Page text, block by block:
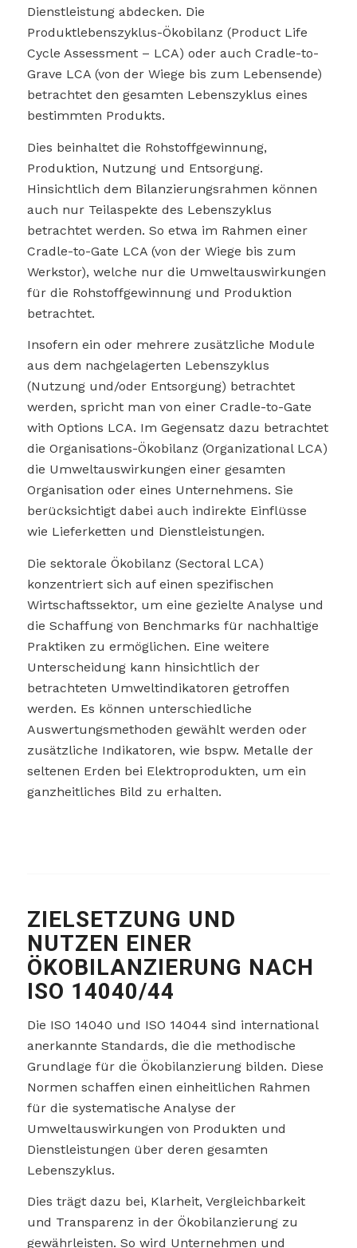
Dienstleistung abdecken. Die
Produktlebenszyklus-Ökobilanz (Product Life
Cycle Assessment – LCA) oder auch Cradle-to-
Grave LCA (von der Wiege bis zum Lebensende)
betrachtet den gesamten Lebenszyklus eines
bestimmten Produkts.
Dies beinhaltet die Rohstoffgewinnung,
Produktion, Nutzung und Entsorgung.
Hinsichtlich dem Bilanzierungsrahmen können
auch nur Teilaspekte des Lebenszyklus
betrachtet werden. So etwa im Rahmen einer
Cradle-to-Gate LCA (von der Wiege bis zum
Werkstor), welche nur die Umweltauswirkungen
für die Rohstoffgewinnung und Produktion
betrachtet.
Insofern ein oder mehrere zusätzliche Module
aus dem nachgelagerten Lebenszyklus
(Nutzung und/oder Entsorgung) betrachtet
werden, spricht man von einer Cradle-to-Gate
with Options LCA. Im Gegensatz dazu betrachtet
die Organisations-Ökobilanz (Organizational LCA)
die Umweltauswirkungen einer gesamten
Organisation oder eines Unternehmens. Sie
berücksichtigt dabei auch indirekte Einflüsse
wie Lieferketten und Dienstleistungen.
Die sektorale Ökobilanz (Sectoral LCA)
konzentriert sich auf einen spezifischen
Wirtschaftssektor, um eine gezielte Analyse und
die Schaffung von Benchmarks für nachhaltige
Praktiken zu ermöglichen. Eine weitere
Unterscheidung kann hinsichtlich der
betrachteten Umweltindikatoren getroffen
werden. Es können unterschiedliche
Auswertungsmethoden gewählt werden oder
zusätzliche Indikatoren, wie bspw. Metalle der
seltenen Erden bei Elektroprodukten, um ein
ganzheitliches Bild zu erhalten.
ZIELSETZUNG UND
NUTZEN EINER
ÖKOBILANZIERUNG NACH
ISO 14040/44
Die ISO 14040 und ISO 14044 sind international
anerkannte Standards, die die methodische
Grundlage für die Ökobilanzierung bilden. Diese
Normen schaffen einen einheitlichen Rahmen
für die systematische Analyse der
Umweltauswirkungen von Produkten und
Dienstleistungen über deren gesamten
Lebenszyklus.
Dies trägt dazu bei, Klarheit, Vergleichbarkeit
und Transparenz in der Ökobilanzierung zu
gewährleisten. So wird Unternehmen und